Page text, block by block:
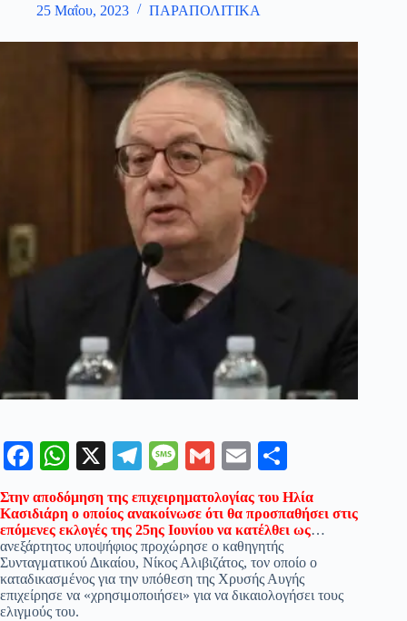
25 Μαΐου, 2023
ΠΑΡΑΠΟΛΙΤΙΚΑ
Fa
bo
ok
W
ha
ts
A
pp
X
Te
gr
a
m
M
sa
ge
G
m
ail
E
ail
οι
ρ
α
στ
εί
Στην αποδόμηση της επιχειρηματολογίας του Ηλία
Κασιδιάρη ο οποίος ανακοίνωσε ότι θα προσπαθήσει στις
επόμενες εκλογές της 25ης Ιουνίου να κατέλθει ως…
ανεξάρτητος υποψήφιος προχώρησε ο καθηγητής
Συνταγματικού Δικαίου, Νίκος Αλιβιζάτος, τον οποίο ο
καταδικασμένος για την υπόθεση της Χρυσής Αυγής
επιχείρησε να «χρησιμοποιήσει» για να δικαιολογήσει τους
ελιγμούς του.